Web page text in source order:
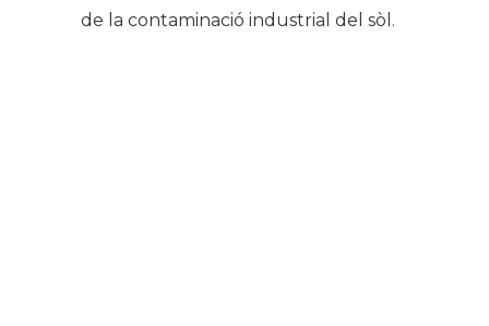
de la contaminació industrial del sòl.